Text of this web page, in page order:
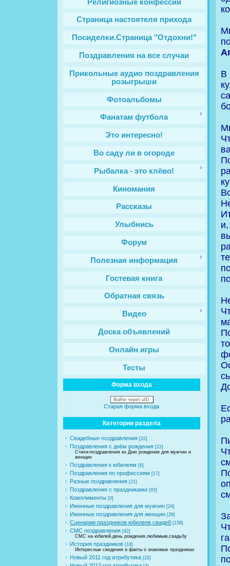
Религиозные конфессии
Cтраница настоятеля прихода
Посиделки.Страница "Отдохни!"
Поздравления на все случаи
Прикольные аудио поздравления
розыгрыши
Фотоальбомы
Фанатам футбола
Это интересно!
Во саду ли в огороде
Рыбалка - это клёво!
Киномания
Рассказы
Улыбнись
Форум
Полезная информация
Гостевая книга
Обратная связь
Видео
Доска объявлений
Онлайн игры
Тесты
Форма входа
Войти через uID
Старая форма входа
Категории раздела
Свадебные поздравления [22]
Поздравления с днём рождения [22]
Стихи-поздравления ко Дню рождения для мужчин и
женщин
Поздравления к юбилеям [6]
Поздравления по профессиям [17]
Разные поздравления [21]
Поздравления с праздниками [65]
Комплименты [0]
Именные поздравления для мужчин [24]
Именные поздравления для женщин [28]
Сценарии праздников,юбилеев,свадеб [158]
СМС поздравления [42]
СМС на юбилей,день рождения,любимым,свадьбу
История праздников [18]
Интересные сведения и факты о знакомых праздниках
Новый 2011 год атрибутика [22]
В